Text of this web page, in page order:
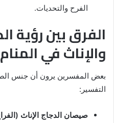
الفرح والتحديات.
الفرق بين رؤية
والإناث في المنام
بعض المفسرين يرون أن جنس
التفسير:
صيصان الدجاج الإناث